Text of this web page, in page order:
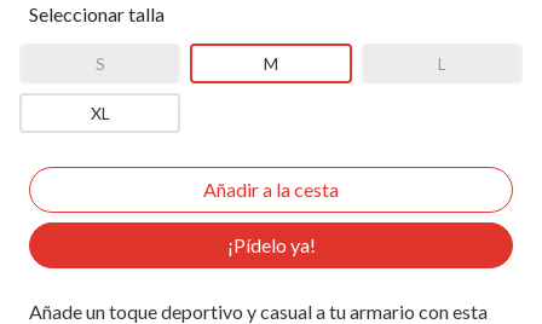
Seleccionar talla
S M L
XL
¡Pídelo ya!
Añade un toque deportivo y casual a tu armario con esta